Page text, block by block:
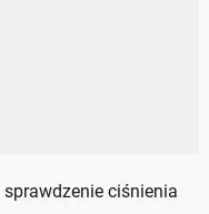
ciśnienia